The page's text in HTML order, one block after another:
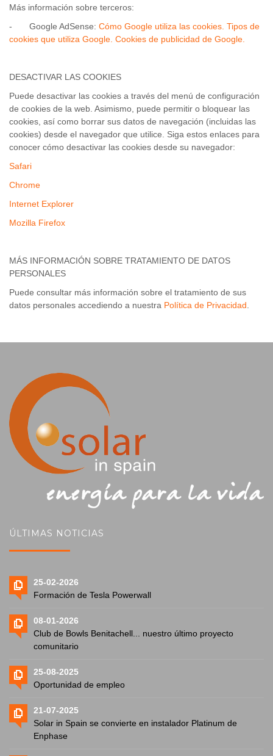
Más información sobre terceros:
- Google AdSense: Cómo Google utiliza las cookies. Tipos de
cookies que utiliza Google. Cookies de publicidad de Google.
DESACTIVAR LAS COOKIES
Puede desactivar las cookies a través del menú de configuración
de cookies de la web. Asimismo, puede permitir o bloquear las
cookies, así como borrar sus datos de navegación (incluidas las
cookies) desde el navegador que utilice. Siga estos enlaces para
conocer cómo desactivar las cookies desde su navegador:
Safari
Chrome
Internet Explorer
Mozilla Firefox
MÁS INFORMACIÓN SOBRE TRATAMIENTO DE DATOS
PERSONALES
Puede consultar más información sobre el tratamiento de sus
datos personales accediendo a nuestra Política de Privacidad
ÚLTIMAS NOTICIAS
25-02-2026
Formación de Tesla Powerwall
08-01-2026
Club de Bowls Benitachell... nuestro último proyecto
comunitario
25-08-2025
Oportunidad de empleo
21-07-2025
Solar in Spain se convierte en instalador Platinum de
Enphase